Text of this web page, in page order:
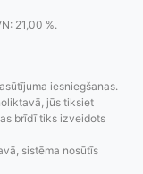
un
bez
21,00 %.
iesniegšanas.
jūs tiksiet
brīdī tiks izveidots
sistēma nosūtīs